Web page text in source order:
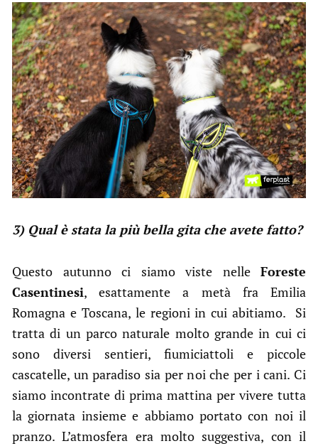
3) Qual è stata la più bella gita che avete fatto?
Questo autunno ci siamo viste nelle Foreste
Casentinesi, esattamente a metà fra Emilia
Romagna e Toscana, le regioni in cui abitiamo. Si
tratta di un parco naturale molto grande in cui ci
sono diversi sentieri, fiumiciattoli e piccole
cascatelle, un paradiso sia per noi che per i cani. Ci
siamo incontrate di prima mattina per vivere tutta
la giornata insieme e abbiamo portato con noi il
pranzo. L’atmosfera era molto suggestiva, con il